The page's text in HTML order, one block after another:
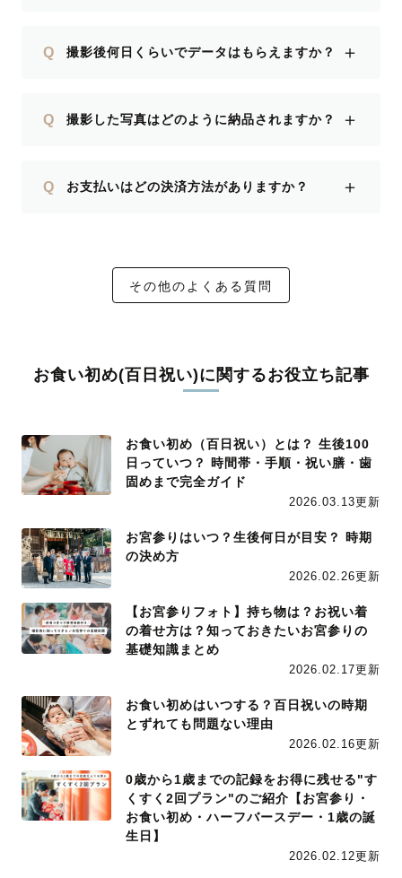
Q 撮影後何日くらいでデータはもらえますか？ ＋
Q 撮影した写真はどのように納品されますか？ ＋
Q お支払いはどの決済方法がありますか？ ＋
その他のよくある質問
お食い初め(百日祝い)に関するお役立ち記事
お食い初め（百日祝い）とは？ 生後100
日っていつ？ 時間帯・手順・祝い膳・歯
固めまで完全ガイド
2026.03.13更新
お宮参りはいつ？生後何日が目安？ 時期
の決め方
2026.02.26更新
【お宮参りフォト】持ち物は？お祝い着
の着せ方は？知っておきたいお宮参りの
基礎知識まとめ
2026.02.17更新
お食い初めはいつする？百日祝いの時期
とずれても問題ない理由
2026.02.16更新
0歳から1歳までの記録をお得に残せる"す
くすく2回プラン"のご紹介【お宮参り・
お食い初め・ハーフバースデー・1歳の誕
生日】
2026.02.12更新